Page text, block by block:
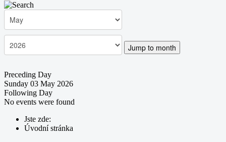
Jump to month
Preceding Day
Sunday 03 May 2026
Following Day
No events were found
Jste zde:
Úvodní stránka